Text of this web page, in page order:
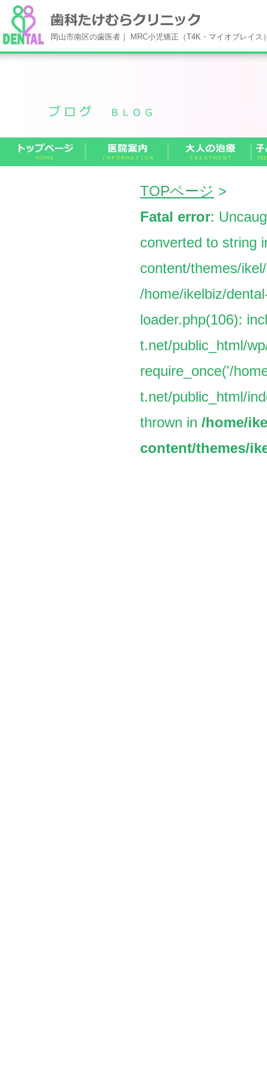
岡山市南区の歯医者｜ MRC小児矯正（T4K・マイオブレイ
TOPページ >
Fatal error:
converted to string
content/themes/
/home/ikelbiz/
loader.php(106):
t.net/public_html/
require_once('/
t.net/public_html/
thrown in /home/
content/themes/